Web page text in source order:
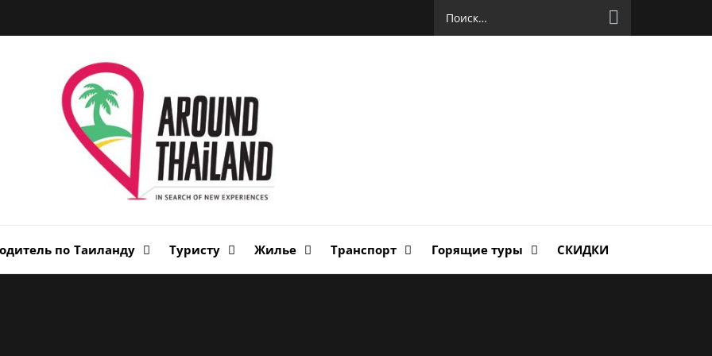
по Таиланду Туристу Жилье Транспорт Горящие туры СКИДКИ